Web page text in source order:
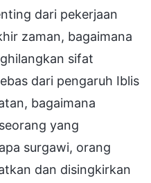
dari pekerjaan
zaman, bagaimana
sifat
dari pengaruh Iblis
bagaimana
yang
surgawi, orang
dan disingkirkan